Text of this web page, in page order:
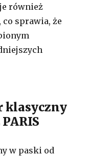
również
sprawia, że
klasyczny
w paski od